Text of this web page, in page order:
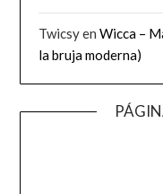
TwicsyenWicca –
la bruja moderna)